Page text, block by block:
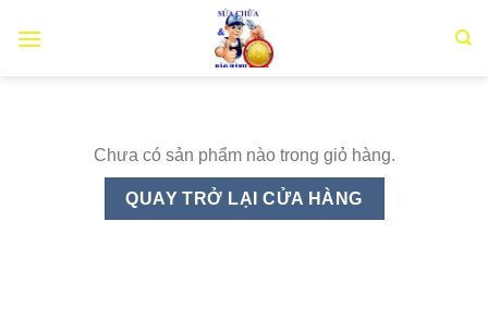
đến
Chưa có sản phẩm nào trong giỏ hàng.
QUAY TRỞ LẠI CỬA HÀNG